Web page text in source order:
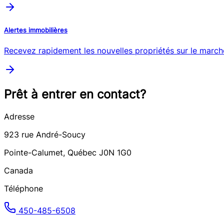
Alertes immobilières
Recevez rapidement les nouvelles propriétés sur le
Prêt à entrer en contact?
Adresse
923 rue André-Soucy
Pointe-Calumet, Québec J0N 1G0
Canada
Téléphone
450-485-6508